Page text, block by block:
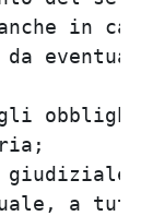
anche
da
agli